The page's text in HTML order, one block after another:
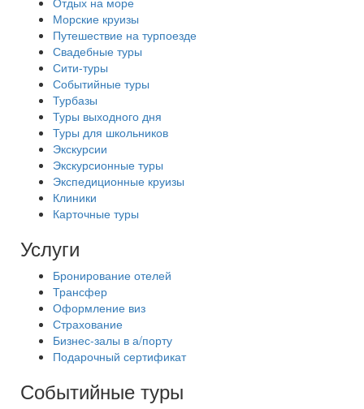
Морские круизы
Путешествие на турпоезде
Свадебные туры
Сити-туры
Событийные туры
Турбазы
Туры выходного дня
Туры для школьников
Экскурсии
Экскурсионные туры
Экспедиционные круизы
Клиники
Карточные туры
Услуги
Бронирование отелей
Трансфер
Оформление виз
Страхование
Бизнес-залы в а/порту
Подарочный сертификат
Событийные туры